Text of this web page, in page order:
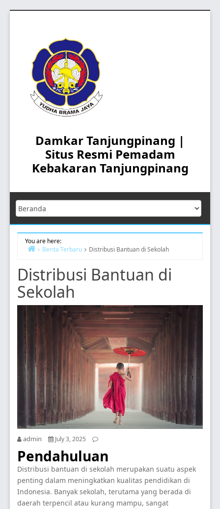
Damkar Tanjungpinang |
Situs Resmi Pemadam
Kebakaran Tanjungpinang
You are here:
Berita Terbaru Distribusi Bantuan di Sekolah
Distribusi Bantuan di
Sekolah
admin July 3, 2025
Pendahuluan
Distribusi bantuan di sekolah merupakan suatu aspek
penting dalam meningkatkan kualitas pendidikan di
Indonesia. Banyak sekolah, terutama yang berada di
daerah terpencil atau kurang mampu, sangat